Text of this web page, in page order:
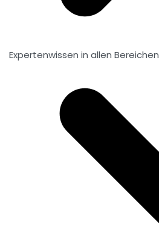
Expertenwissen in allen Bereichen